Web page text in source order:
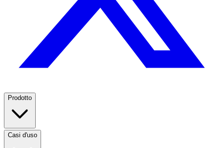
Prodotto
Casi d'uso